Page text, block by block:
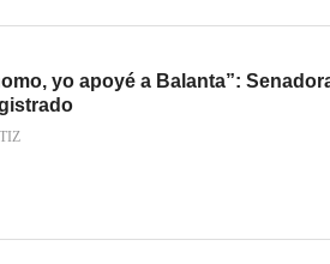
yo apoyé a Balanta”: